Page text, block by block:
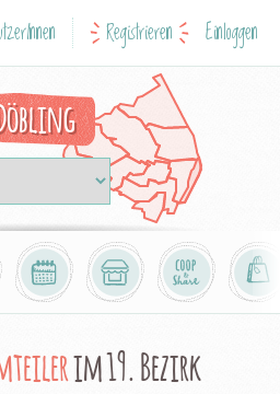
Registrieren Einloggen
im 19. Bezirk